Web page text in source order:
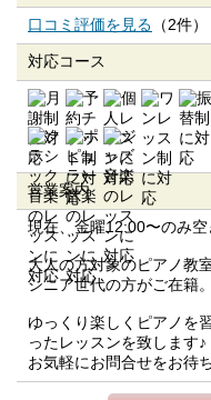
口コミ評価を見る （2件）
対応コース
営業案内
現在、金曜12:00〜のみ
大人の方対象のピアノ教
シニア世代の方がご在籍。
ゆっくり楽しくピアノを
ったレッスンを致します♪
お気軽にお問合せをお待